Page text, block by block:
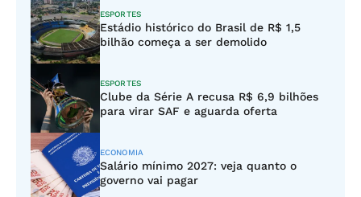
ESPORTES
Estádio histórico do Brasil de R$ 1,5
bilhão começa a ser demolido
ESPORTES
Clube da Série A recusa R$ 6,9 bilhões
para virar SAF e aguarda oferta
ECONOMIA
Salário mínimo 2027: veja quanto o
governo vai pagar